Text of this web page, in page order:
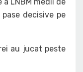
decisive pe
au jucat peste